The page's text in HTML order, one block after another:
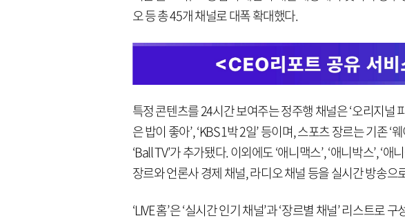
오 등 총 45개 채널로 대폭 확대했다.
특정 콘텐츠를 24시간 보여주는 정주행 채널은 ‘오리지널
은 밥이 좋아’, ‘KBS 1박 2일’ 등이며, 스포츠 장르는 기존 ‘
‘Ball TV’가 추가됐다. 이외에도 ‘애니맥스’, ‘애니박스’, ‘
장르와 언론사 경제 채널, 라디오 채널 등을 실시간 방송으
‘LIVE 홈’은 ‘실시간 인기 채널’과 ‘장르별 채널’ 리스트로